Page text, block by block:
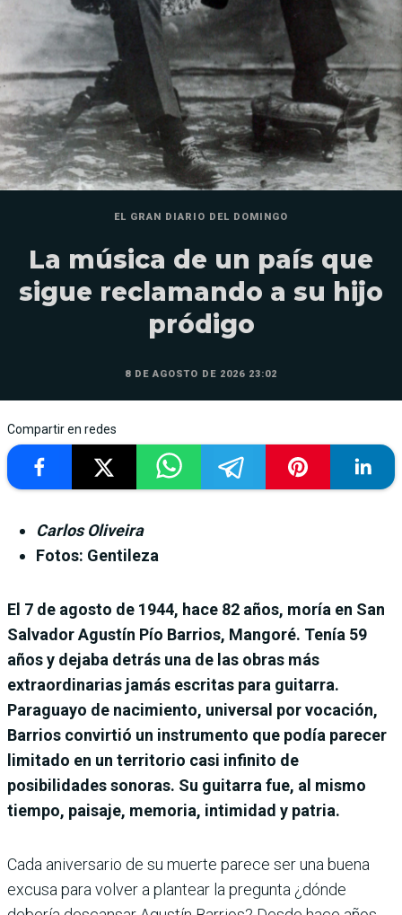
EL GRAN DIARIO DEL DOMINGO
La música de un país que
sigue reclamando a su hijo
pródigo
8 DE AGOSTO DE 2026 23:02
Compartir en redes
Carlos Oliveira
Fotos: Gentileza
El 7 de agosto de 1944, hace 82 años, moría en San
Salvador Agustín Pío Barrios, Mangoré. Tenía 59
años y dejaba detrás una de las obras más
extraordinarias jamás escritas para guitarra.
Paraguayo de nacimiento, universal por vocación,
Barrios convirtió un instrumento que podía parecer
limitado en un territorio casi infinito de
posibilidades sonoras. Su guitarra fue, al mismo
tiempo, paisaje, memoria, intimidad y patria.
Cada aniversario de su muerte parece ser una buena
excusa para volver a plantear la pregunta ¿dónde